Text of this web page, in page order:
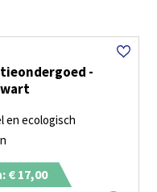
-
en ecologisch
€ 17,00